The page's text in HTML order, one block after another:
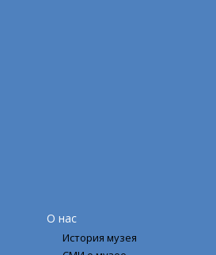
О нас
История музея